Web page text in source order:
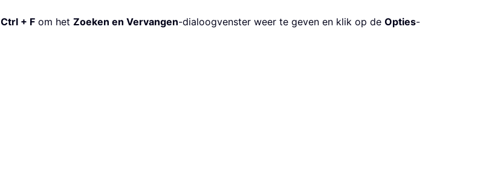
Ctrl + F om het Zoeken en Vervangen-dialoogvenster weer te geven en klik op de Opties-